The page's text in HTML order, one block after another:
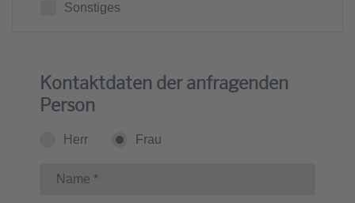
Sonstiges
Kontaktdaten der anfragenden
Person
Herr Frau